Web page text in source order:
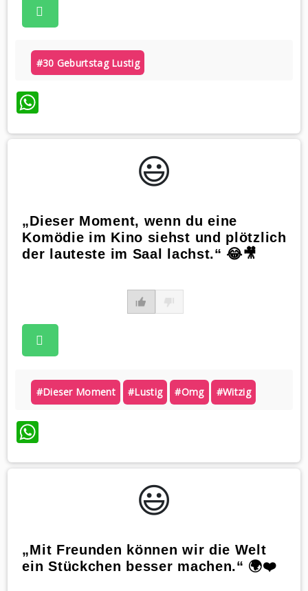
#30 Geburtstag Lustig
WhatsApp
😃️
„Dieser Moment, wenn du eine
Komödie im Kino siehst und plötzlich
der lauteste im Saal lachst.“ 😂🎥
#dieser Moment #lustig #omg #witzig
WhatsApp
😃️
„Mit Freunden können wir die Welt
ein Stückchen besser machen.“ 🌍❤️